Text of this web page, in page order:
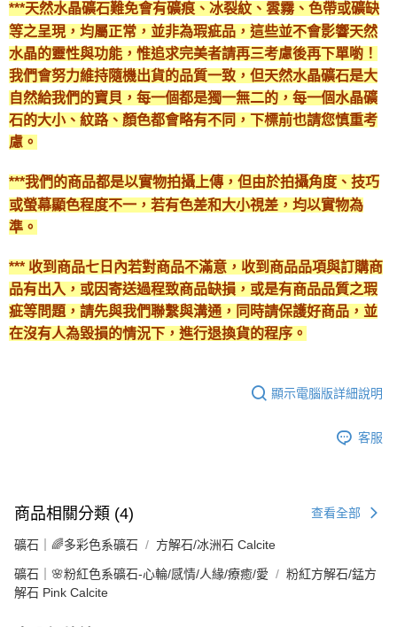
***天然水晶礦石難免會有礦痕、冰裂紋、雲霧、色帶或礦缺
等之呈現，均屬正常，並非為瑕疵品，這些並不會影響天然
水晶的靈性與功能，惟追求完美者請再三考慮後再下單喲！
我們會努力維持隨機出貨的品質一致，但天然水晶礦石是大
自然給我們的寶貝，每一個都是獨一無二的，每一個水晶礦
石的大小、紋路、顏色都會略有不同，下標前也請您慎重考
慮。
***我們的商品都是以實物拍攝上傳，但由於拍攝角度、技巧
或螢幕顯色程度不一，若有色差和大小視差，均以實物為
準。
*** 收到商品七日內若對商品不滿意，收到商品品項與訂購商
品有出入，或因寄送過程致商品缺損，或是有商品品質之瑕
疵等問題，請先與我們聯繫與溝通，同時請保護好商品，並
在沒有人為毀損的情況下，進行退換貨的程序。
顯示電腦版詳細說明
客服
商品相關分類 (4) 查看全部
礦石｜🌈多彩色系礦石 方解石/冰洲石 Calcite
礦石｜🌸粉紅色系礦石-心輪/感情/人緣/療癒/愛
粉紅方解石/錳方
解石 Pink Calcite